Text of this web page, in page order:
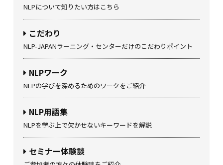
NLPについて知りたい方はこちら
こだわり
NLP-JAPANラーニング・センターだけのこだわりポイント
NLPワーク
NLPの学びを深めるためのワークをご紹介
NLP用語集
NLPを学ぶ上で欠かせないキーワードを解説
セミナー体験談